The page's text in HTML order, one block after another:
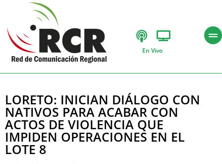
En Vivo
LORETO: INICIAN DIÁLOGO CON
NATIVOS PARA ACABAR CON
ACTOS DE VIOLENCIA QUE
IMPIDEN OPERACIONES EN EL
LOTE 8